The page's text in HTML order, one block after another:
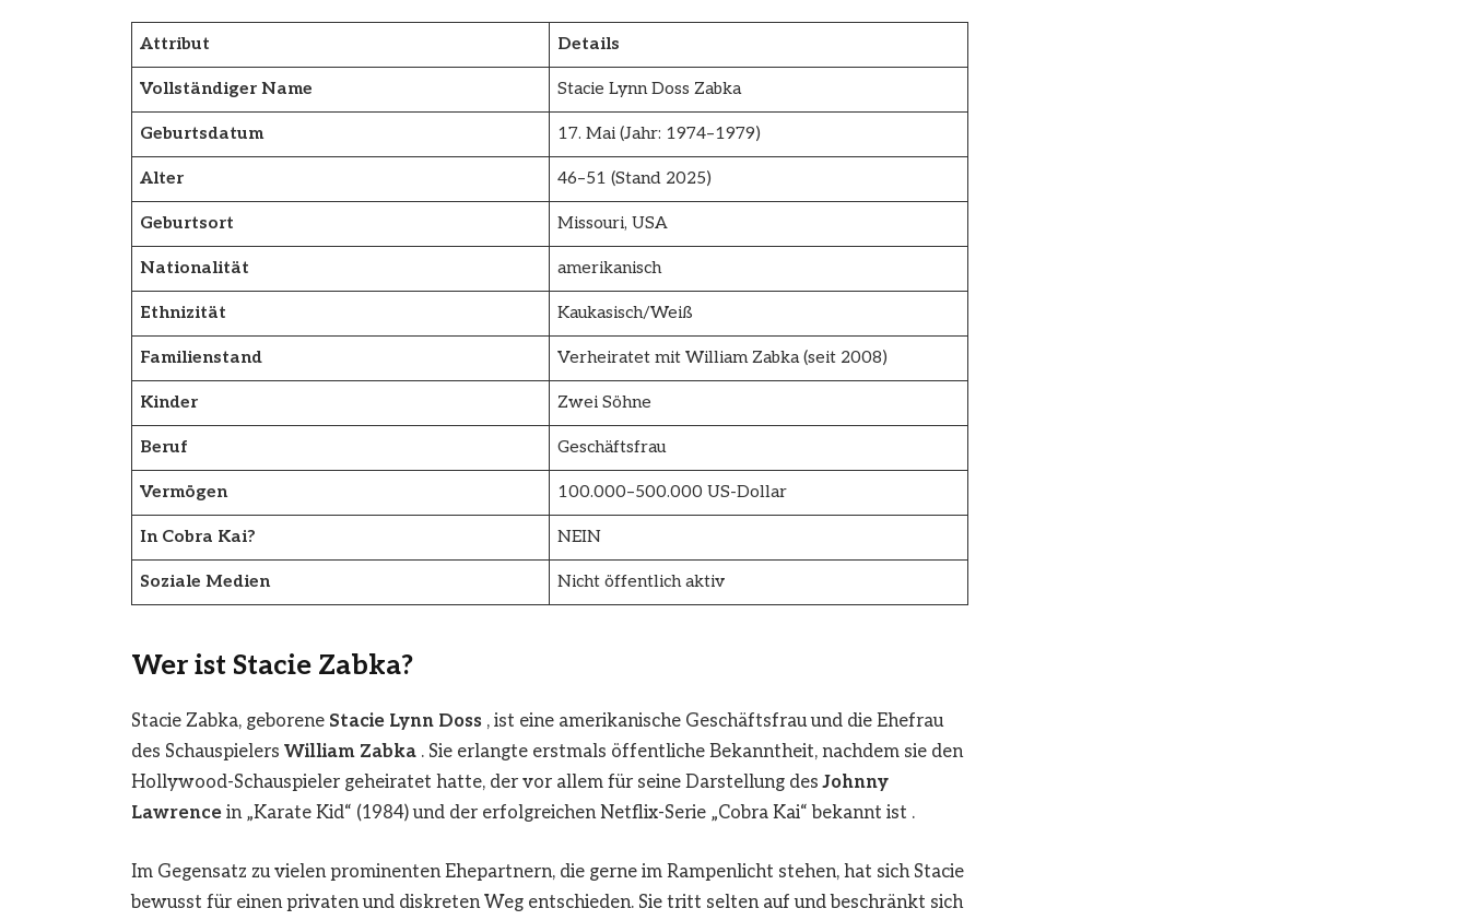
Attribut Details
Vollständiger Name Stacie Lynn Doss Zabka
Geburtsdatum 17. Mai (Jahr: 1974–1979)
Alter 46–51 (Stand 2025)
Geburtsort Missouri, USA
Nationalität amerikanisch
Ethnizität Kaukasisch/Weiß
Familienstand Verheiratet mit William Zabka (seit 2008)
Kinder Zwei Söhne
Beruf Geschäftsfrau
Vermögen 100.000–500.000 US-Dollar
In Cobra Kai? NEIN
Soziale Medien Nicht öffentlich aktiv
Wer ist Stacie Zabka?
Stacie Zabka, geborene Stacie Lynn Doss, ist eine amerikanische Geschäftsfrau und die Ehefrau
des Schauspielers William Zabka. Sie erlangte erstmals öffentliche Bekanntheit, nachdem sie den
Hollywood-Schauspieler geheiratet hatte, der vor allem für seine Darstellung desJohnny
Lawrencein „Karate Kid“ (1984) und der erfolgreichen Netflix-Serie „Cobra Kai“ bekannt ist .
Im Gegensatz zu vielen prominenten Ehepartnern, die gerne im Rampenlicht stehen, hat sich Stacie
bewusst für einen privaten und diskreten Weg entschieden. Sie tritt selten auf und beschränkt sich